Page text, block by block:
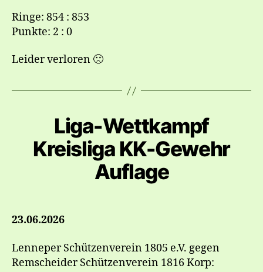
Ringe: 854 : 853
Punkte: 2 : 0
Leider verloren 🙁
Liga-Wettkampf
Kreisliga KK-Gewehr
Auflage
23.06.2026
Lenneper Schützenverein 1805 e.V. gegen
Remscheider Schützenverein 1816 Korp: